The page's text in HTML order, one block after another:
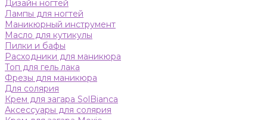
Дизайн ногтей
Лампы для ногтей
Маникюрный инструмент
Масло для кутикулы
Пилки и бафы
Расходники для маникюра
Топ для гель лака
Фрезы для маникюра
Для солярия
Крем для загара SolBianca
Аксессуары для солярия